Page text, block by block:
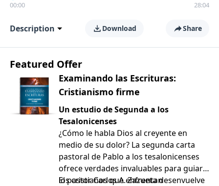
00:00 28:04
Description Download Share
Featured Offer
Examinando las Escrituras:
Cristianismo firme
Un estudio de Segunda a los
Tesalonicenses
¿Cómo le habla Dios al creyente en
medio de su dolor? La segunda carta
pastoral de Pablo a los tesalonicenses
ofrece verdades invaluables para guiar a
los cristianos que enfrentan
El pastor Carlos A. Zazueta desenvuelve